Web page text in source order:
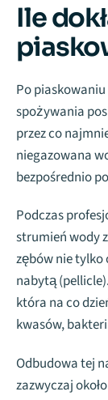
Ile
Po
spożywania
przez co
niegazowana
bezpośrednio
Podczas
strumień wody
zębów nie tylko
nabytą
która na co
kwasów,
Odbudowa tej
zazwyczaj